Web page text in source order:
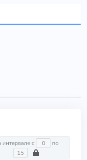
На интервале с по